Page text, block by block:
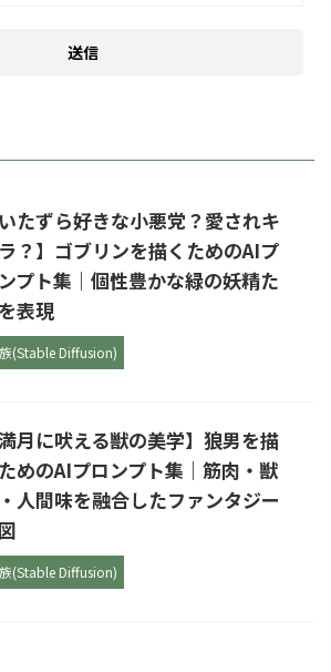
いたずら好きな小悪党？愛されキ
？】ゴブリンを描くためのAIプ
プト集｜個性豊かな緑の妖精た
表現
(Stable Diffusion)
満月に吠える獣の美学】狼男を描
めのAIプロンプト集｜筋肉・獣
人間味を融合したファンタジー
(Stable Diffusion)